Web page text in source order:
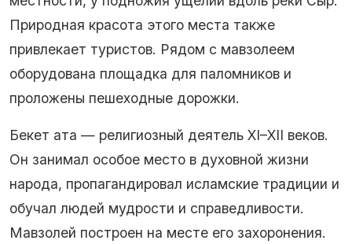
Природная красота этого места также
привлекает туристов. Рядом с мавзолеем
оборудована площадка для паломников и
проложены пешеходные дорожки.
Бекет ата — религиозный деятель XI–XII веков.
Он занимал особое место в духовной жизни
народа, пропагандировал исламские традиции и
обучал людей мудрости и справедливости.
Мавзолей построен на месте его захоронения.